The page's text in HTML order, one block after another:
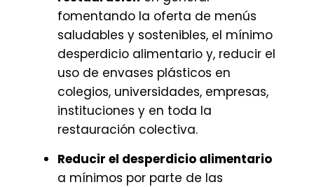
fomentando la oferta de menús
saludables y sostenibles, el mínimo
desperdicio alimentario y, reducir el
uso de envases plásticos en
colegios, universidades, empresas,
instituciones y en toda la
restauración colectiva.
Reducir el desperdicio alimentario
a mínimos por parte de las